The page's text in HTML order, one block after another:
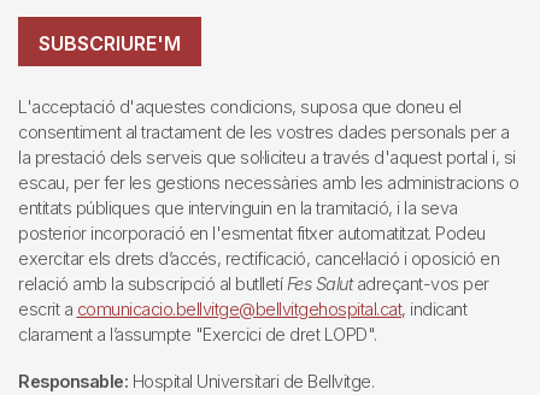
SUBSCRIURE'M
L'acceptació d'aquestes condicions, suposa que doneu el
consentiment al tractament de les vostres dades personals per a
la prestació dels serveis que sol·liciteu a través d'aquest portal i, si
escau, per fer les gestions necessàries amb les administracions o
entitats públiques que intervinguin en la tramitació, i la seva
posterior incorporació en l'esmentat fitxer automatitzat. Podeu
exercitar els drets d’accés, rectificació, cancel·lació i oposició en
relació amb la subscripció al butlletí Fes Salutadreçant-vos per
escrit a comunicacio.bellvitge@bellvitgehospital.cat, indicant
clarament a l’assumpte "Exercici de dret LOPD".
Responsable: Hospital Universitari de Bellvitge.